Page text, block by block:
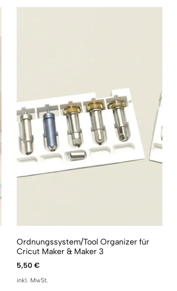
Ordnungssystem/Tool Organizer für
Cricut Maker & Maker 3
5,50 €
inkl. MwSt.